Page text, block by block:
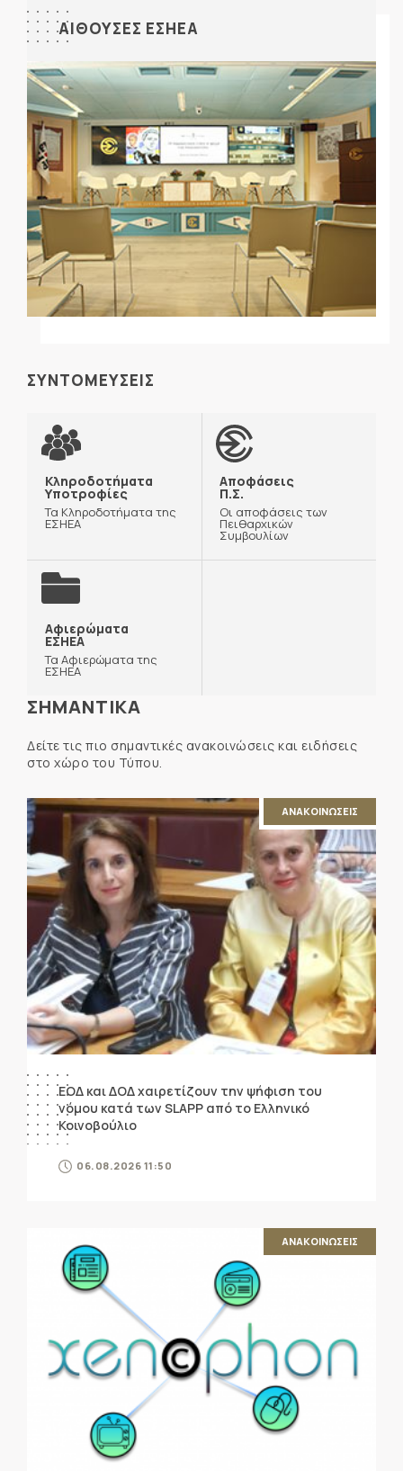
ΑΙΘΟΥΣΕΣ ΕΣΗΕΑ
ΣΥΝΤΟΜΕΥΣΕΙΣ
Κληροδοτήματα
Υποτροφίες
Τα Κληροδοτήματα της
ΕΣΗΕΑ
Αποφάσεις
Π.Σ.
Οι αποφάσεις των
Πειθαρχικών
Συμβουλίων
Αφιερώματα
ΕΣΗΕΑ
Τα Αφιερώματα της
ΕΣΗΕΑ
ΣΗΜΑΝΤΙΚΑ
Δείτε τις πιο σημαντικές ανακοινώσεις και ειδήσεις
στο χώρο του Τύπου.
ΑΝΑΚΟΙΝΩΣΕΙΣ
ΕΟΔ και ΔΟΔ χαιρετίζουν την ψήφιση του
νόμου κατά των SLAPP από το Ελληνικό
Κοινοβούλιο
06.08.2026 11:50
ΑΝΑΚΟΙΝΩΣΕΙΣ